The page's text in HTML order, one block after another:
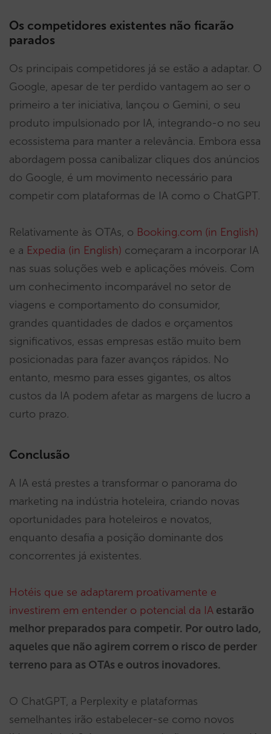
Os competidores existentes não ficarão
parados
Os principais competidores já se estão a adaptar. O
Google, apesar de ter perdido vantagem ao ser o
primeiro a ter iniciativa, lançou o Gemini, o seu
produto impulsionado por IA, integrando-o no seu
ecossistema para manter a relevância. Embora essa
abordagem possa canibalizar cliques dos anúncios
do Google, é um movimento necessário para
competir com plataformas de IA como o ChatGPT.
Relativamente às OTAs, o Booking.com (in English)
e a Expedia (in English) começaram a incorporar IA
nas suas soluções web e aplicações móveis. Com
um conhecimento incomparável no setor de
viagens e comportamento do consumidor,
grandes quantidades de dados e orçamentos
significativos, essas empresas estão muito bem
posicionadas para fazer avanços rápidos. No
entanto, mesmo para esses gigantes, os altos
custos da IA podem afetar as margens de lucro a
curto prazo.
Conclusão
A IA está prestes a transformar o panorama do
marketing na indústria hoteleira, criando novas
oportunidades para hoteleiros e novatos,
enquanto desafia a posição dominante dos
concorrentes já existentes.
Hotéis que se adaptarem proativamente e
investirem em entender o potencial da IA estarão
melhor preparados para competir. Por outro lado,
aqueles que não agirem correm o risco de perder
terreno para as OTAs e outros inovadores.
O ChatGPT, a Perplexity e plataformas
semelhantes irão estabelecer-se como novos